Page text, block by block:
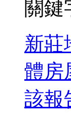
關鍵
新莊
體房
該報